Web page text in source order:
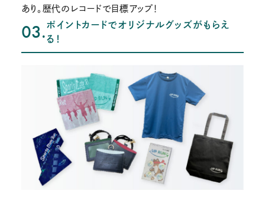
あり。歴代のレコードで目標アップ！
03.ポイントカードでオリジナルグッズがもらえ
る！